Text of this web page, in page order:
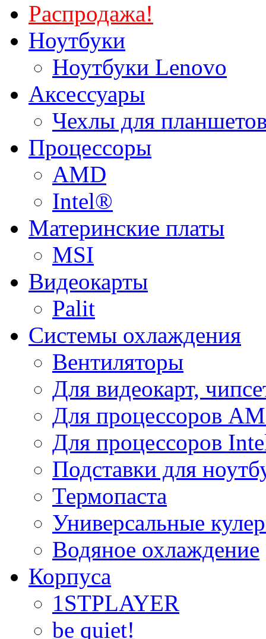
Распродажа!
Ноутбуки
Ноутбуки Lenovo
Аксессуары
Чехлы для
Процессоры
AMD
Intel®
Материнские платы
MSI
Видеокарты
Palit
Системы охлаждения
Вентиляторы
Для видеокарт,
Для процессоров
Для процессоров
Подставки для
Термопаста
Универсальные
Водяное охлаждение
Корпуса
1STPLAYER
be quiet!